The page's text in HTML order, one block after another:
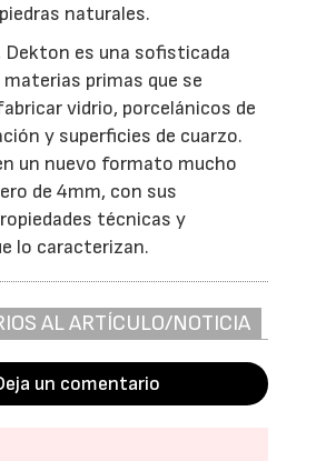
naturales.
Dekton es una sofisticada
primas que se
vidrio, porcelánicos de
y superficies de cuarzo.
un nuevo formato mucho
de 4mm, con sus
técnicas y
lo caracterizan.
AL ARTÍCULO/NOTICIA
un comentario